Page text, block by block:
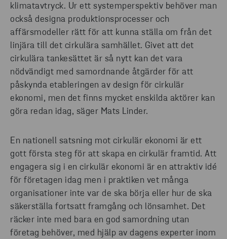
klimatavtryck. Ur ett systemperspektiv behöver man
också designa produktionsprocesser och
affärsmodeller rätt för att kunna ställa om från det
linjära till det cirkulära samhället. Givet att det
cirkulära tankesättet är så nytt kan det vara
nödvändigt med samordnande åtgärder för att
påskynda etableringen av design för cirkulär
ekonomi, men det finns mycket enskilda aktörer kan
göra redan idag, säger Mats Linder.
En nationell satsning mot cirkulär ekonomi är ett
gott första steg för att skapa en cirkulär framtid. Att
engagera sig i en cirkulär ekonomi är en attraktiv idé
för företagen idag men i praktiken vet många
organisationer inte var de ska börja eller hur de ska
säkerställa fortsatt framgång och lönsamhet. Det
räcker inte med bara en god samordning utan
företag behöver, med hjälp av dagens experter inom